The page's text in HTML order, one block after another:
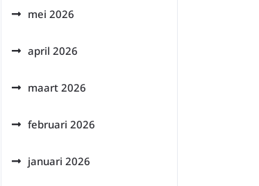
mei 2026
april 2026
maart 2026
februari 2026
januari 2026